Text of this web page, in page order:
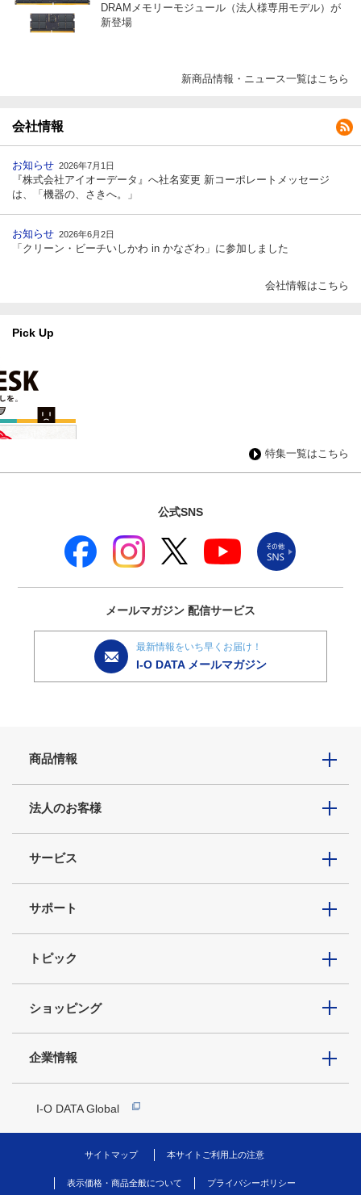
DRAMメモリーモジュール（法人様専用モデル）が
新登場
新商品情報・ニュース一覧はこちら
会社情報
お知らせ 2026年7月1日
『株式会社アイオーデータ』へ社名変更 新コーポレートメッセージ
は、「機器の、さきへ。」
お知らせ 2026年6月2日
「クリーン・ビーチいしかわ in かなざわ」に参加しました
会社情報はこちら
Pick Up
特集一覧はこちら
公式SNS
メールマガジン 配信サービス
最新情報をいち早くお届け！
I-O DATA メールマガジン
商品情報
法人のお客様
サービス
サポート
トピック
ショッピング
企業情報
I-O DATA Global
サイトマップ 本サイトご利用上の注意
表示価格・商品全般について プライバシーポリシー